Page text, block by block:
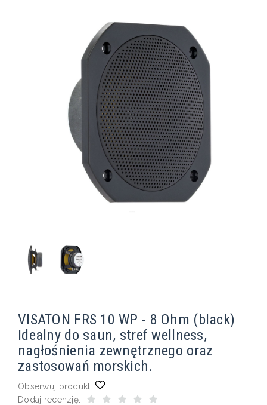
VISATON FRS 10 WP - 8 Ohm (black)
Idealny do saun, stref wellness,
nagłośnienia zewnętrznego oraz
zastosowań morskich.
Obserwuj produkt:
Dodaj recenzję: